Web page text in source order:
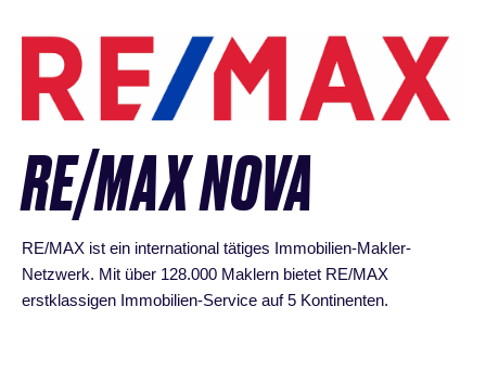
RE/MAX NOVA
RE/MAX ist ein international tätiges Immobilien-Makler-
Netzwerk. Mit über 128.000 Maklern bietet RE/MAX
erstklassigen Immobilien-Service auf 5 Kontinenten.